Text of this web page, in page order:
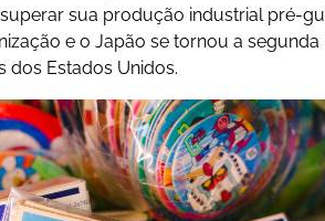
sua produção industrial pré-
e o Japão se tornou a
Estados Unidos.